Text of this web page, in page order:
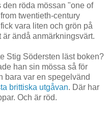
den röda mössan "one of
twentieth-century
vara liten och grön på
ändå anmärkningsvärt.
Stig Södersten läst boken?
han sin mössa så för
bara var en spegelvänd
brittiska utgåvan. Där har
Och är röd.